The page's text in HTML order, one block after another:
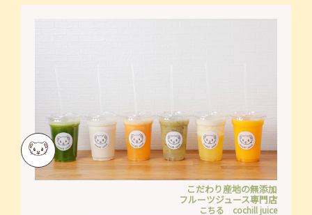
こだわり産地の無添加
フルーツジュース専門店
こちる cochill juice